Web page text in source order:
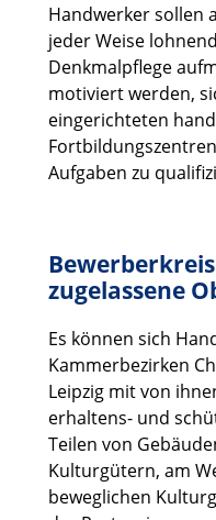
Handwerker sollen
jeder Weise
Denkmalpflege
motiviert werden,
eingerichteten
Aufgaben zu
zugelassene
Es können sich
Kammerbezirken
Leipzig mit von
erhaltens- und
Teilen von
Kulturgütern, am
beweglichen